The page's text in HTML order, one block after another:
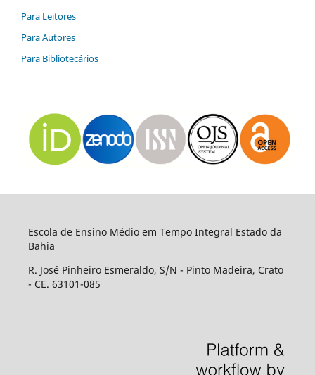
Para Leitores
Para Autores
Para Bibliotecários
Escola de Ensino Médio em Tempo Integral Estado da
Bahia
R. José Pinheiro Esmeraldo, S/N - Pinto Madeira, Crato
- CE. 63101-085